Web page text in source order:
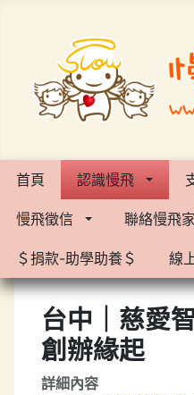
首頁 認識慢飛
慢飛徵信 聯絡慢飛
＄捐款-助學助養＄ 線
台中｜慈愛
創辦緣起
詳細內容